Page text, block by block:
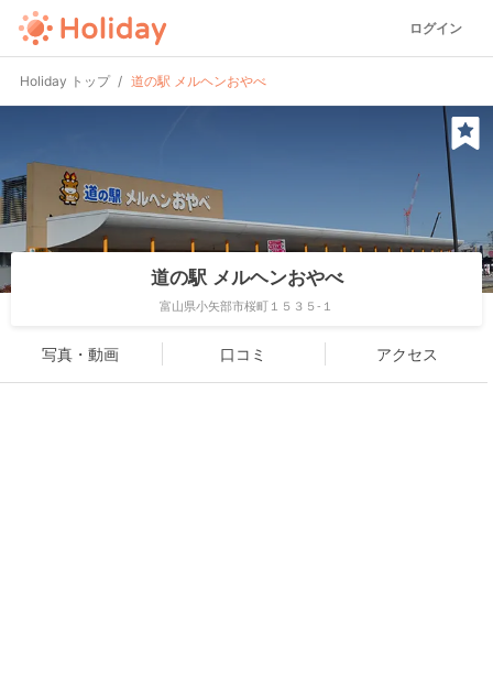
ログイン
Holiday トップ 道の駅 メルヘンおやべ
道の駅 メルヘンおやべ
富山県小矢部市桜町１５３５-１
写真・動画 口コミ アクセス